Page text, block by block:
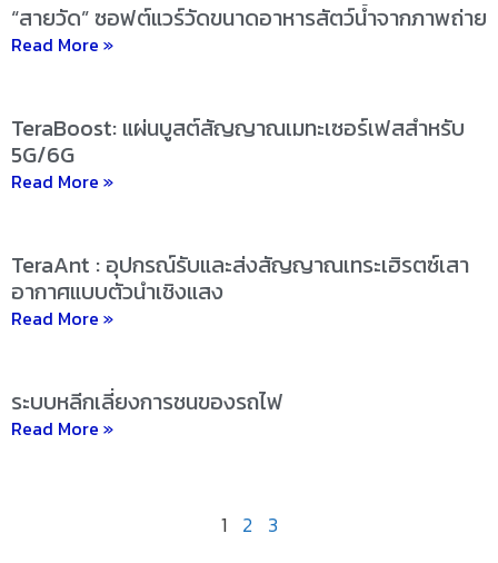
“สายวัด” ซอฟต์แวร์วัดขนาดอาหารสัตว์น้ำจากภาพถ่าย
Read More »
TeraBoost: แผ่นบูสต์สัญญาณเมทะเซอร์เฟสสำหรับ
5G/6G
Read More »
TeraAnt : อุปกรณ์รับและส่งสัญญาณเทระเฮิรตซ์เสา
อากาศแบบตัวนำเชิงแสง
Read More »
ระบบหลีกเลี่ยงการชนของรถไฟ
Read More »
1 2 3